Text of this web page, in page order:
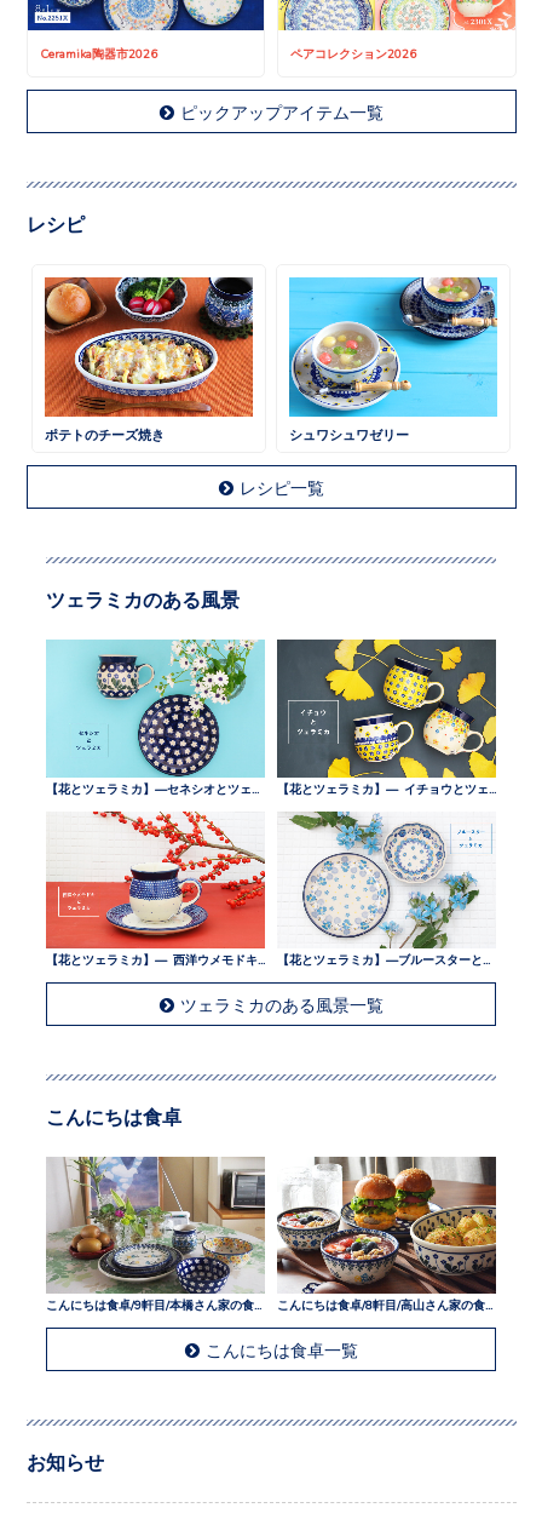
Ceramika陶器市2026 ペアコレクション2026
ピックアップアイテム一覧
レシピ
ポテトのチーズ焼き シュワシュワゼリー
レシピ一覧
ツェラミカのある風景
ツェラミカのある風景一覧
こんにちは食卓
こんにちは食卓/9軒目/本橋さん家の食卓
こんにちは食卓一覧
お知らせ